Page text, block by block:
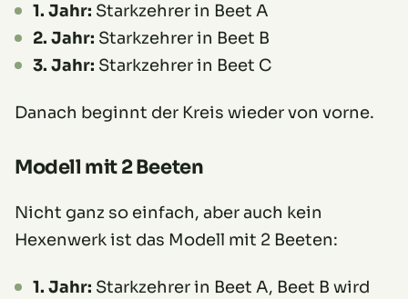
1. Jahr: Starkzehrer in Beet A
2. Jahr: Starkzehrer in Beet B
3. Jahr: Starkzehrer in Beet C
Danach beginnt der Kreis wieder von vorne.
Modell mit 2 Beeten
Nicht ganz so einfach, aber auch kein
Hexenwerk ist das Modell mit 2 Beeten:
1. Jahr: Starkzehrer in Beet A, Beet B wird